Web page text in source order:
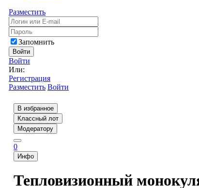
Разместить
Запомнить
Войти
Войти
Или:
Регистрация
Разместить Войти
В избранное
Классный лот
Модератору
0
Инфо
Тепловизионный